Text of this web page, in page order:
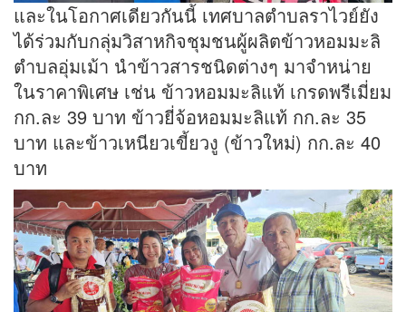
และในโอกาศเดียวกันนี้ เทศบาลตำบลราไวย์ยัง
ได้ร่วมกับกลุ่มวิสาหกิจชุมชนผู้ผลิตข้าวหอมมะลิ
ตำบลอุ่มเม้า นำข้าวสารชนิดต่างๆ มาจำหน่าย
ในราคาพิเศษ เช่น ข้าวหอมมะลิแท้ เกรดพรีเมี่ยม
กก.ละ 39 บาท ข้าวยี่จ้อหอมมะลิแท้ กก.ละ 35
บาท และข้าวเหนียวเขี้ยวงู (ข้าวใหม่) กก.ละ 40
บาท